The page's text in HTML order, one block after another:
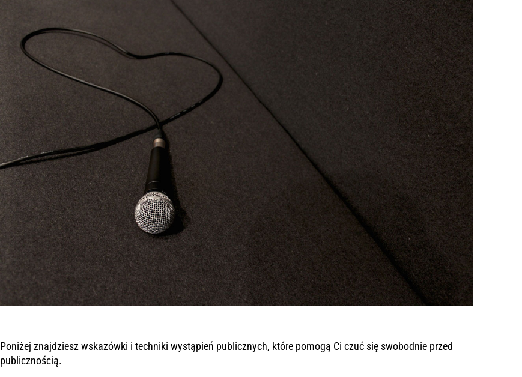
Poniżej znajdziesz wskazówki i techniki wystąpień publicznych, które pomogą Ci czuć się swobodnie przed
publicznością.